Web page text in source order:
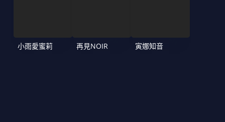
小雨愛蜜莉 再見NOIR 寅娜知音